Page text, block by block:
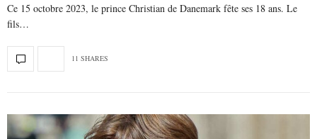
Ce 15 octobre 2023, le prince Christian de Danemark fête ses 18 ans. Le
fils…
11 SHARES